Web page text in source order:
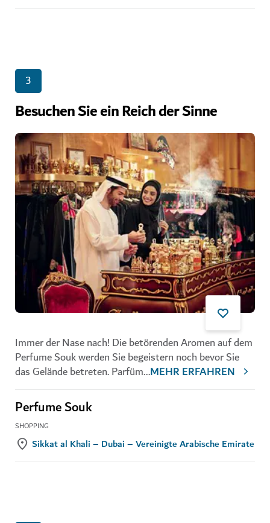
3
Besuchen Sie ein Reich der Sinne
Immer der Nase nach! Die betörenden Aromen auf dem
Perfume Souk werden Sie begeistern noch bevor Sie
das Gelände betreten. Parfüm...MEHR ERFAHREN
Perfume Souk
SHOPPING
Sikkat al Khali – Dubai – Vereinigte Arabische Emirate